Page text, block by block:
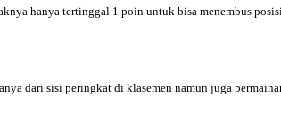
hanya tertinggal 1 poin untuk bisa menembus
dari sisi peringkat di klasemen namun juga